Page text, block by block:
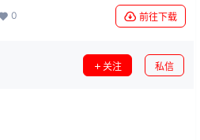
0 前往下载
关注 私信